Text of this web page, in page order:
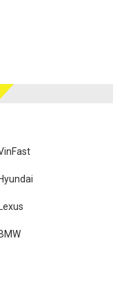
Hyundai
Lexus
BMW